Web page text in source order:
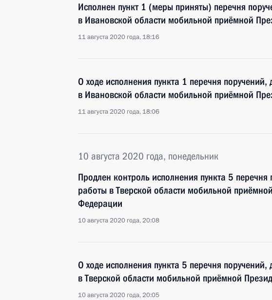
Исполнен пункт 1 (меры приняты) перечня
в Ивановской области мобильной приёмной
11 августа 2020 года, 18:16
О ходе исполнения пункта 1 перечня
в Ивановской области мобильной приёмной
11 августа 2020 года, 18:06
10 августа 2020 года, понедельник
Продлен контроль исполнения пункта 5
работы в Тверской области мобильной
Федерации
10 августа 2020 года, 20:08
О ходе исполнения пункта 5 перечня
в Тверской области мобильной приёмной
10 августа 2020 года, 20:05